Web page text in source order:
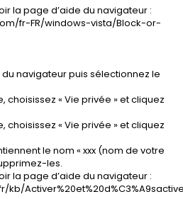
la page d’aide du navigateur :
fr-FR/windows-vista/Block-or-
du navigateur puis sélectionnez le
choisissez « Vie privée » et cliquez
choisissez « Vie privée » et cliquez
le nom « xxx (nom de votre
les.
la page d’aide du navigateur :